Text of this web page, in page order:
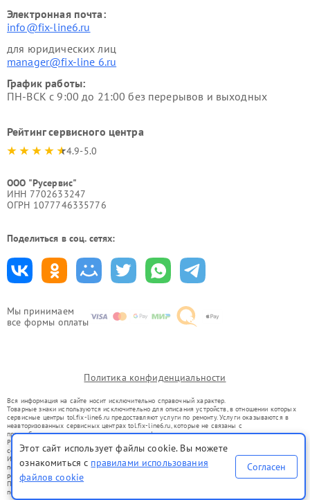
Мы принимаем
все формы оплаты
Электронная почта:
info@fix-line6.ru
для юридических лиц
manager@fix-line 6.ru
График работы:
ПН-ВСК с 9:00 до 21:00 без перерывов и выходных
Рейтинг сервисного центра
4.9-5.0
ООО "Русервис"
ИНН 7702633247
ОГРН 1077746335776
Поделиться в соц. сетях:
Политика конфиденциальности
Вся информация на сайте носит исключительно справочный характер.
Товарные знаки используются исключительно для описания устройств, в отношении которых
сервисные центры tol.fix-line6.ru предоставляют услуги по ремонту. Услуги оказываются в
неавторизованных сервисных центрах tol.fix-line6.ru, которые не связаны с
правообладателями товарных знаков или их официальными представителями.
Ремонт осуществляется для устройств, уже введенных в гражданский оборот в соответствии
со статьей 1487 ГК РФ.
Использование товарных знаков не преследует цели индивидуализации услуг или введения
потребителей в заблуждение, а служит для информирования о предоставляемых услугах по
ремонту техники указанных брендов.
Представленная на сайте информация не является публичной офертой, определяемой
положениями Статьи 437(2) Гражданского кодекса РФ
Этот сайт использует файлы cookie. Вы можете
ознакомиться с правилами использования
файлов cookie
Согласен